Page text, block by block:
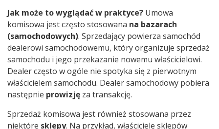
Jak może to wyglądać w praktyce? Umowa
komisowa jest często stosowana na bazarach
(samochodowych). Sprzedający powierza samochód
dealerowi samochodowemu, który organizuje sprzedaż
samochodu i jego przekazanie nowemu właścicielowi.
Dealer często w ogóle nie spotyka się z pierwotnym
właścicielem samochodu. Dealer samochodowy pobiera
następnie prowizję za transakcję.
Sprzedaż komisowa jest również stosowana przez
niektóre sklepy. Na przykład, właściciele sklepów